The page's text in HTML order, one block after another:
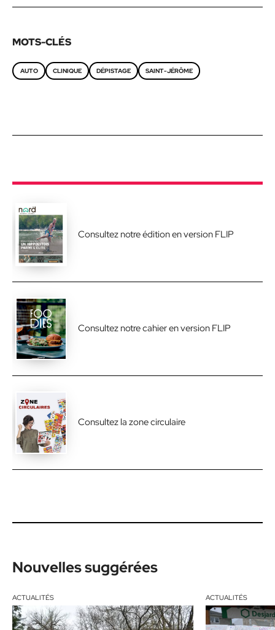
MOTS-CLÉS
AUTO CLINIQUE DÉPISTAGE SAINT-JÉRÔME
Consultez notre édition en version FLIP
Consultez notre cahier en version FLIP
Consultez la zone circulaire
Nouvelles suggérées
ACTUALITÉS ACTUALITÉS